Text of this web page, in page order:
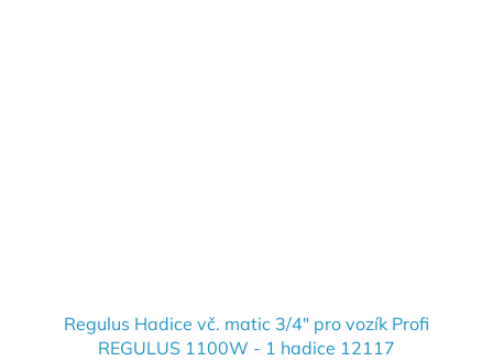
Regulus Hadice vč. matic 3/4" pro vozík Profi
REGULUS 1100W - 1 hadice 12117